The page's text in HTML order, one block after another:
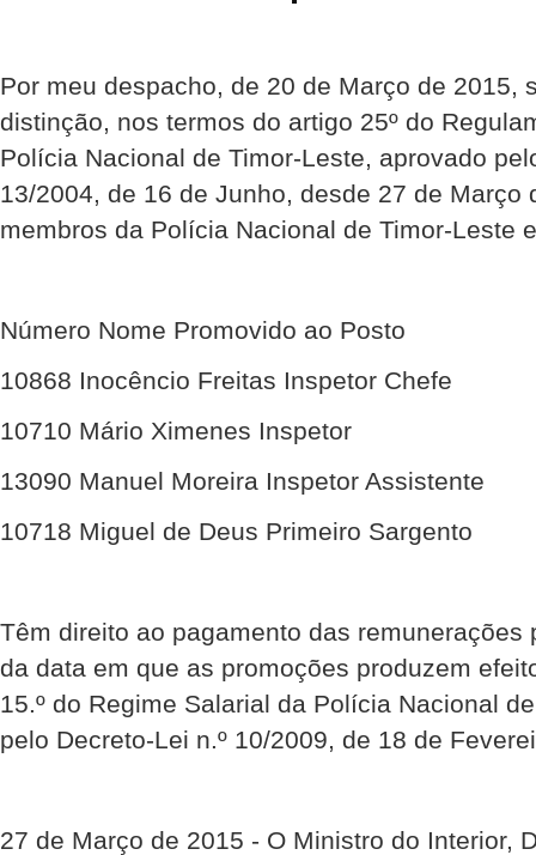
Por meu despacho, de 20 de Março de 2015,
distinção, nos termos do artigo 25º do
Polícia Nacional de Timor-Leste, aprovado
13/2004, de 16 de Junho, desde 27 de Março
membros da Polícia Nacional de Timor-Leste
Número Nome Promovido ao Posto
10868 Inocêncio Freitas Inspetor Chefe
10710 Mário Ximenes Inspetor
13090 Manuel Moreira Inspetor Assistente
10718 Miguel de Deus Primeiro Sargento
Têm direito ao pagamento das remunerações
da data em que as promoções produzem
15.º do Regime Salarial da Polícia Nacional
pelo Decreto-Lei n.º 10/2009, de 18 de
27 de Março de 2015 - O Ministro do Interior,